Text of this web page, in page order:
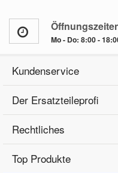
Mo - Do: 8:00 -
Kundenservice
Der Ersatzteileprofi
Rechtliches
Top Produkte